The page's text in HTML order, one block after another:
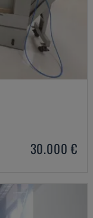
30.000 €